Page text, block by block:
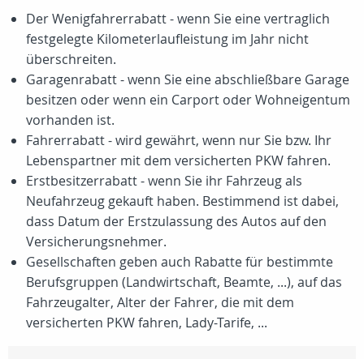
Der Wenigfahrerrabatt - wenn Sie eine vertraglich
festgelegte Kilometerlaufleistung im Jahr nicht
überschreiten.
Garagenrabatt - wenn Sie eine abschließbare Garage
besitzen oder wenn ein Carport oder Wohneigentum
vorhanden ist.
Fahrerrabatt - wird gewährt, wenn nur Sie bzw. Ihr
Lebenspartner mit dem versicherten PKW fahren.
Erstbesitzerrabatt - wenn Sie ihr Fahrzeug als
Neufahrzeug gekauft haben. Bestimmend ist dabei,
dass Datum der Erstzulassung des Autos auf den
Versicherungsnehmer.
Gesellschaften geben auch Rabatte für bestimmte
Berufsgruppen (Landwirtschaft, Beamte, ...), auf das
Fahrzeugalter, Alter der Fahrer, die mit dem
versicherten PKW fahren, Lady-Tarife, ...